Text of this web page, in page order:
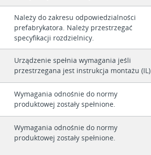
Należy do zakresu odpowiedzialności
prefabrykatora. Należy przestrzegać
specyfikacji rozdzielnicy.
Urządzenie spełnia wymagania jeśli
przestrzegana jest instrukcja montażu (IL).
Wymagania odnośnie do normy
produktowej zostały spełnione.
Wymagania odnośnie do normy
produktowej zostały spełnione.